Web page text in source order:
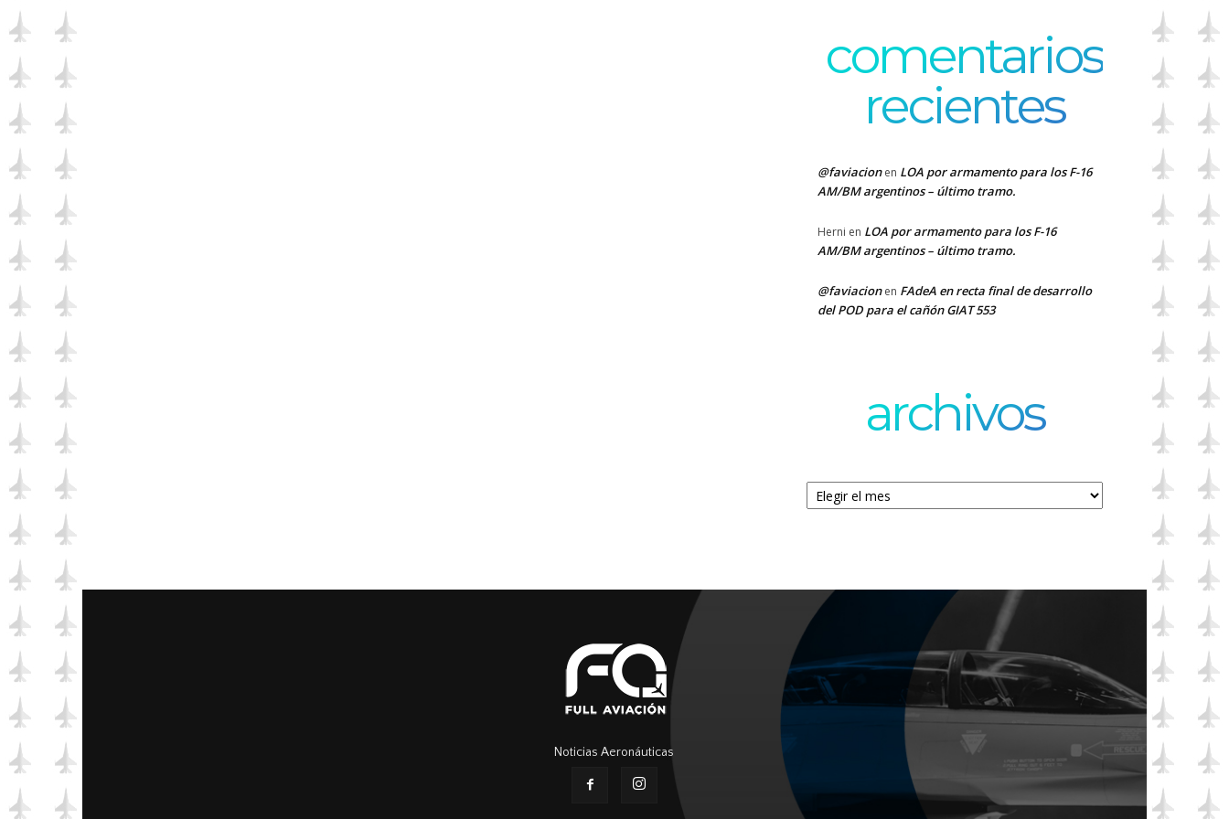
comentarios
recientes
@faviacionen LOA por armamento para los F-16
AM/BM argentinos – último tramo.
Herni en LOA por armamento para los F-16
AM/BM argentinos – último tramo.
@faviacionen FAdeA en recta final de desarrollo
del POD para el cañón GIAT 553
archivos
Archivos
Noticias Aeronáuticas